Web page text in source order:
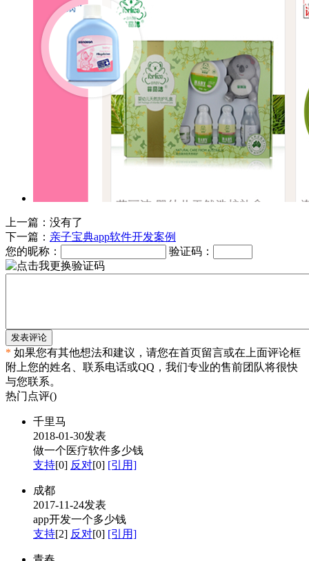
上一篇：没有了
下一篇： 亲子宝典app软件开发案例
您的昵称：
验证码：
发表评论
* 如果您有其他想法和建议，请您在首页留言或在上面评论框
附上您的姓名、联系电话或QQ，我们专业的售前团队将很快
与您联系。
热门点评()
千里马
2018-01-30发表
做一个医疗软件多少钱
支持[0] 反对[0] [引用]
成都
2017-11-24发表
app开发一个多少钱
支持[2] 反对[0] [引用]